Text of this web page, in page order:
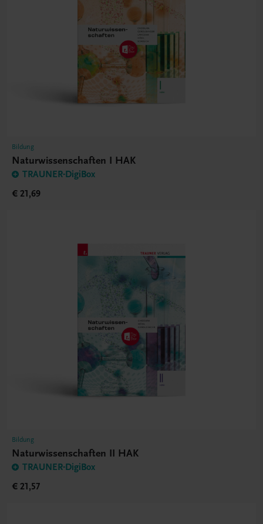
Bildung
Naturwissenschaften I HAK
TRAUNER-DigiBox
€ 21,69
Bildung
Naturwissenschaften II HAK
TRAUNER-DigiBox
€ 21,57